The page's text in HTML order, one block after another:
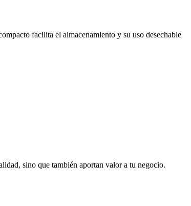
facilita el almacenamiento y su uso desechable
sino que también aportan valor a tu negocio.